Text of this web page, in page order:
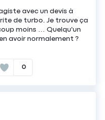
avec un devis à
de turbo. Je trouve ça
moins … Quelqu'un
avoir normalement ?
0